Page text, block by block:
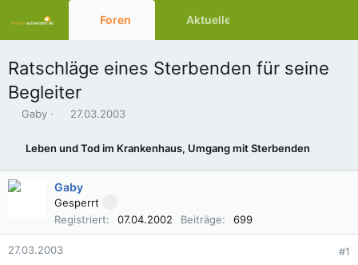
Foren Aktuelles
Ratschläge eines Sterbenden für seine
Begleiter
E
e
Gaby
E
t
e
l
l
a
27.03.2003
Leben und Tod im Krankenhaus, Umgang mit Sterbenden
Gaby
Gesperrt
Registriert
07.04.2002 Beiträge 699
27.03.2003 #1